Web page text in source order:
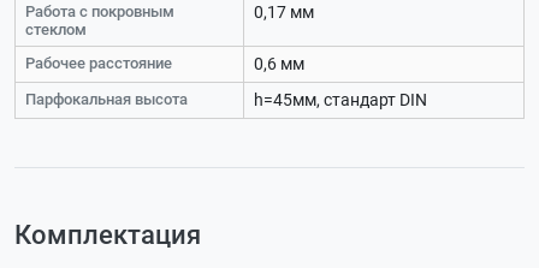
Работа с покровным
стеклом
0,17 мм
Рабочее расстояние 0,6 мм
Парфокальная высота h=45мм, стандарт DIN
Комплектация